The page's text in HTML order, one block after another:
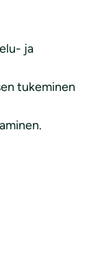
ja
tukeminen